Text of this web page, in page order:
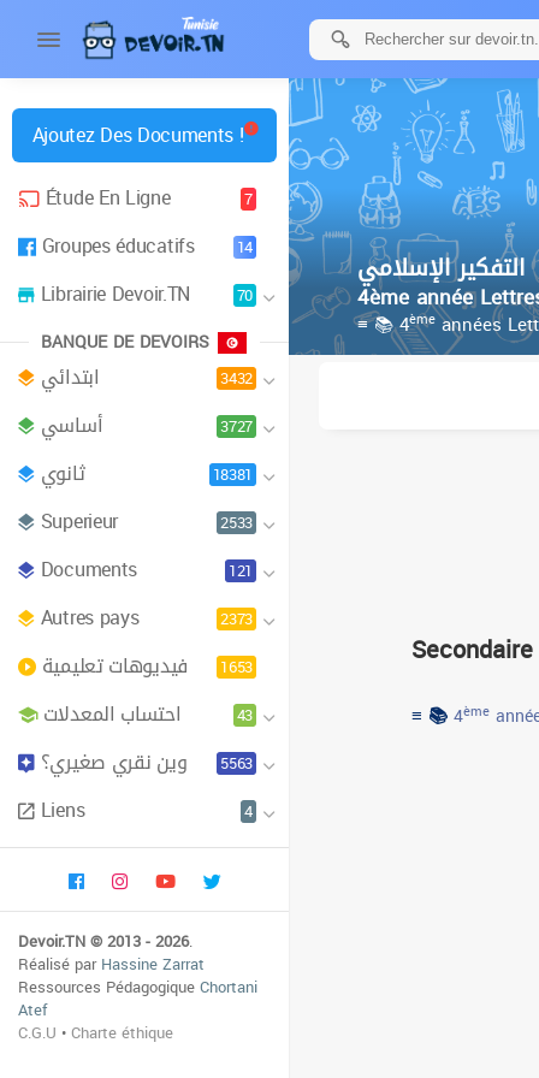
Ajoutez Des Documents !
Étude En Ligne
7
Groupes éducatifs 14
Librairie Devoir.TN 70
BANQUE DE DEVOIRS
ابتدائي 3432
أساسي 3727
ثانوي 18381
Superieur 2533
Documents 121
Autres pays 2373
فيديوهات تعليمية 1653
احتساب المعدلات 43
وين نقري صغيري؟ 5563
Liens 4
Devoir.TN © 2013 - 2026.
Réalisé parHassine Zarrat
Ressources PédagogiqueChortani
Atef
C.G.U •Charte éthique
التفكير الإسلامي
4ème année
≡ 📚 4èmeannées
Secondaire
≡ 📚4ème